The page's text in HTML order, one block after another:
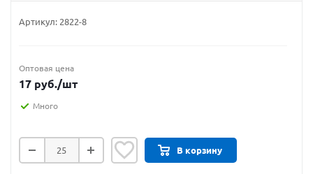
Артикул: 2822-8
Оптовая цена
17 руб./шт
Много
В корзину